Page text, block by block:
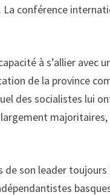
conférence
à s’allier
de la province
des socialistes lui
son leader toujours